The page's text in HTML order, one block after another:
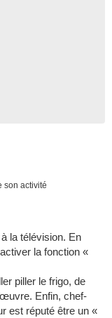
son activité
la télévision. En
la fonction «
piller le frigo, de
Enfin, chef-
est réputé être un «